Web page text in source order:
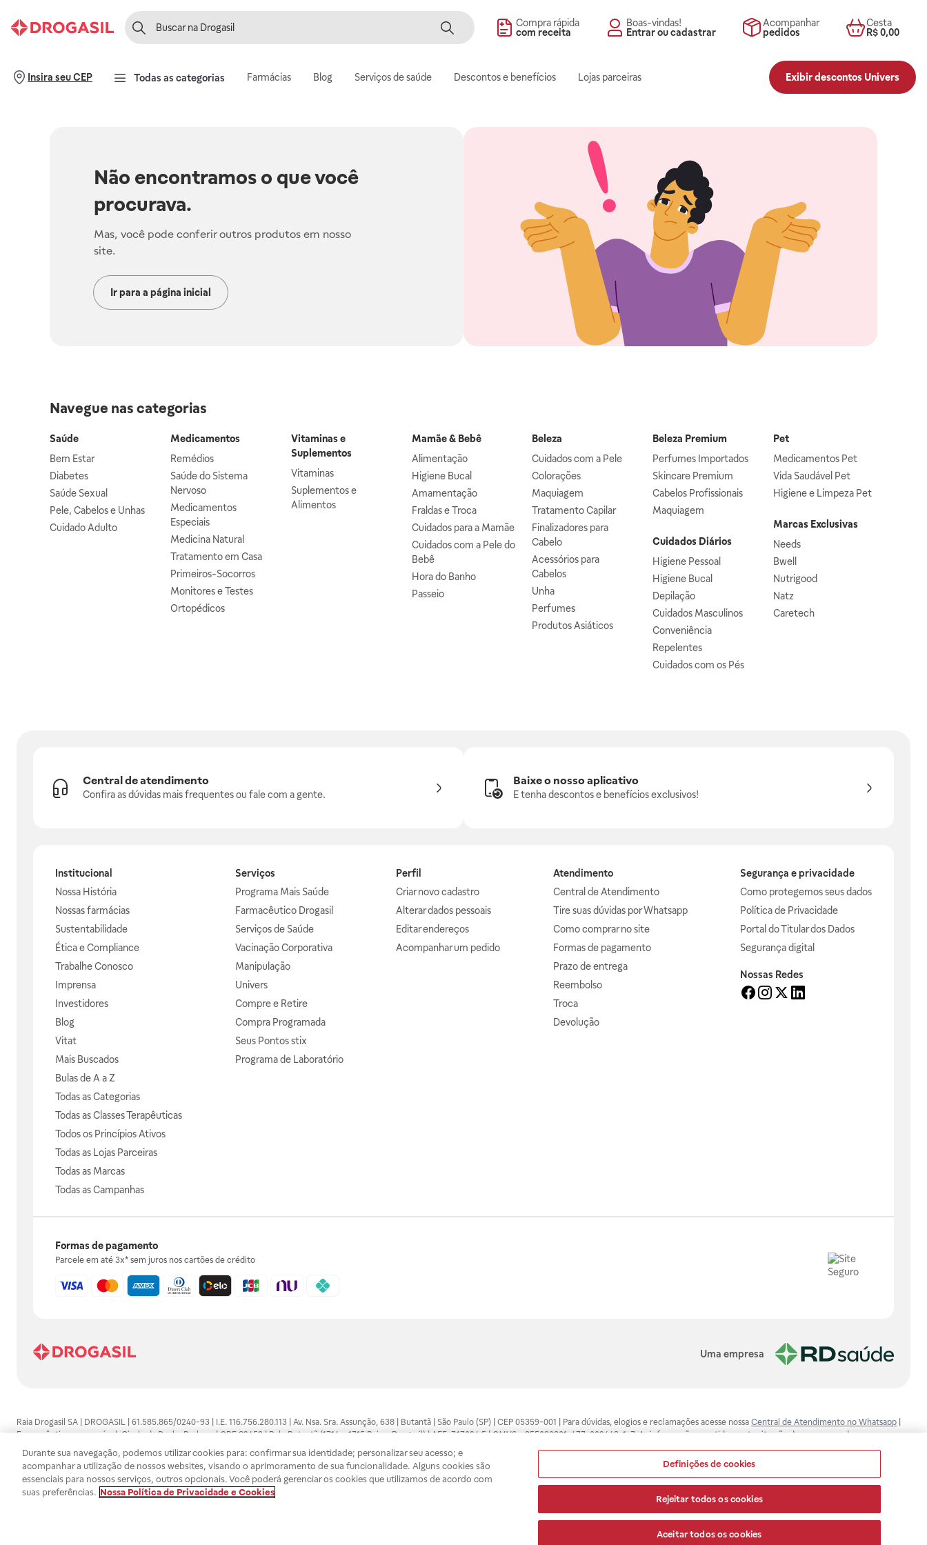
Compra rápida
com receita
Boas-vindas!
Entrar ou cadastrar
Acompanhar
pedidos
Cesta
R$ 0,00
Insira seu CEP Todas as categorias Farmácias Blog Serviços de saúde Descontos e benefícios Lojas parceiras Exibir descontos Univers
Não encontramos o que você
procurava.
Mas, você pode conferir outros produtos em nosso
site.
Ir para a página inicial
Navegue nas categorias
Saúde
Bem Estar
Diabetes
Saúde Sexual
Pele, Cabelos e Unhas
Cuidado Adulto
Medicamentos
Remédios
Saúde do Sistema
Nervoso
Medicamentos
Especiais
Medicina Natural
Tratamento em Casa
Primeiros-Socorros
Monitores e Testes
Ortopédicos
Vitaminas e
Suplementos
Vitaminas
Suplementos e
Alimentos
Mamãe & Bebê
Alimentação
Higiene Bucal
Amamentação
Fraldas e Troca
Cuidados para a Mamãe
Cuidados com a Pele do
Bebê
Hora do Banho
Passeio
Beleza
Cuidados com a Pele
Colorações
Maquiagem
Tratamento Capilar
Finalizadores para
Cabelo
Acessórios para
Cabelos
Unha
Perfumes
Produtos Asiáticos
Beleza Premium
Perfumes Importados
Skincare Premium
Cabelos Profissionais
Maquiagem
Cuidados Diários
Higiene Pessoal
Higiene Bucal
Depilação
Cuidados Masculinos
Conveniência
Repelentes
Cuidados com os Pés
Pet
Medicamentos Pet
Vida Saudável Pet
Higiene e Limpeza Pet
Marcas Exclusivas
Needs
Bwell
Nutrigood
Natz
Caretech
Central de atendimento
Confira as dúvidas mais frequentes ou fale com a gente.
Baixe o nosso aplicativo
E tenha descontos e benefícios exclusivos!
Institucional
Nossa História
Nossas farmácias
Sustentabilidade
Ética e Compliance
Trabalhe Conosco
Imprensa
Investidores
Blog
Vitat
Mais Buscados
Bulas de A a Z
Todas as Categorias
Todas as Classes Terapêuticas
Todos os Princípios Ativos
Todas as Lojas Parceiras
Todas as Marcas
Todas as Campanhas
Serviços
Programa Mais Saúde
Farmacêutico Drogasil
Serviços de Saúde
Vacinação Corporativa
Manipulação
Univers
Compre e Retire
Compra Programada
Seus Pontos stix
Programa de Laboratório
Perfil
Criar novo cadastro
Alterar dados pessoais
Editar endereços
Acompanhar um pedido
Atendimento
Central de Atendimento
Tire suas dúvidas por Whatsapp
Como comprar no site
Formas de pagamento
Prazo de entrega
Reembolso
Troca
Devolução
Segurança e privacidade
Como protegemos seus dados
Política de Privacidade
Portal do Titular dos Dados
Segurança digital
Nossas Redes
Formas de pagamento
Parcele em até 3x* sem juros nos cartões de crédito
Uma empresa
Raia Drogasil SA | DROGASIL | 61.585.865/0240-93 | I.E. 116.756.280.113 | Av. Nsa. Sra. Assunção, 638 | Butantã | São Paulo (SP) | CEP 05359-001 | Para dúvidas, elogios e reclamações acesse nossa Central de Atendimento no Whatsapp
Farmacêutico responsável: Gisele da Penha Barbosa | CRF 89453 | Polo Butantã (1714 e 1715 Raia e Drogasil) | AFE: 7.17094.5 | CMVS - 355030801-477-002443-1-7. As informações contidas neste site não devem ser usadas para
automedicação e não substituem, em hipótese alguma, as orientações dadas pelo profissional da área médica. Somente o médico está apto a diagnosticar qualquer problema de saúde e prescrever o tratamento adequado. Ao
persistirem os sintomas, um médico deverá ser consultado. Os preços e promoções divulgados no site são válidos apenas para compras feitas pela internet. Maiores esclarecimentos, consultar o site: www.anvisa.gov.br. A Raia Drogasil
SA trabalha com as tecnologias mais avançadas de proteção de dados, para que você possa realizar suas compras com tranquilidade. A privacidade e a segurança dos clientes são compromissos da Raia Drogasil SA. Todos os pedidos
efetuados estão sujeitos à confirmação da disponibilidade de produto em nosso estoque.
Durante sua navegação, podemos utilizar cookies para: confirmar sua identidade; personalizar seu acesso; e
acompanhar a utilização de nossos websites, visando o aprimoramento de sua funcionalidade. Alguns cookies são
essenciais para nossos serviços, outros opcionais. Você poderá gerenciar os cookies que utilizamos de acordo com
suas preferências. Nossa Política de Privacidade e Cookies
Definições de cookies
Rejeitar todos os cookies
Aceitar todos os cookies